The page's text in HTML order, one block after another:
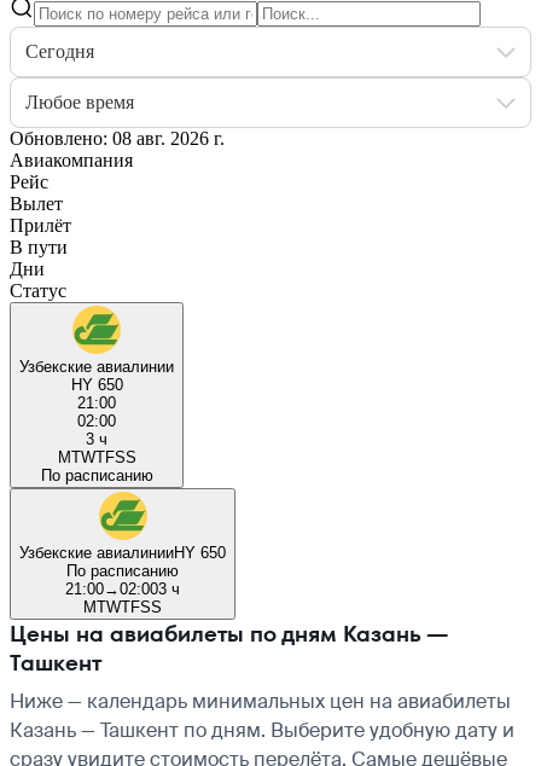
Сегодня
Любое время
Обновлено: 08 авг. 2026 г.
Авиакомпания
Рейс
Вылет
Прилёт
В пути
Дни
Статус
Узбекские авиалинии
HY 650
21:00
02:00
3 ч
MTWTFSS
По расписанию
Узбекские авиалинииHY 650
По расписанию
21:00→02:003 ч
MTWTFSS
Цены на авиабилеты по дням Казань —
Ташкент
Ниже — календарь минимальных цен на авиабилеты
Казань — Ташкент по дням. Выберите удобную дату и
сразу увидите стоимость перелёта. Самые дешёвые